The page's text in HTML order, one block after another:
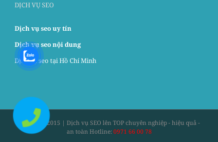
DỊCH VỤ SEO
Dịch vụ seo uy tín
Dịch vụ seo nội dung
Dịch vụ seo tại Hồ Chí Minh
Copyright 2015 | Dịch vụ SEO lên TOP chuyên nghiệp - hiệu quả -
an toàn Hotline:0971 66 00 78